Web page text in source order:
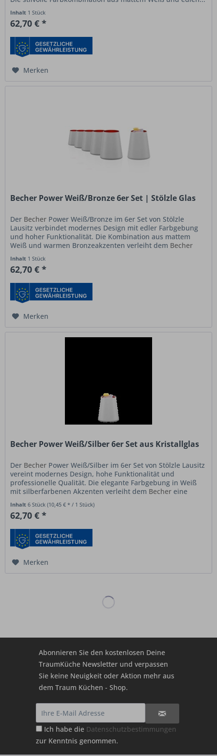
Inhalt 1 Stück
62,70 € *
Merken
Becher Power Weiß/Bronze 6er Set | Stölzle Glas
Der Becher Power Weiß/Bronze im 6er Set von Stölzle
Lausitz verbindet modernes Design mit edler Farbgebung
und hoher Funktionalität. Die Kombination aus mattem
Weiß und warmen Bronzeakzenten verleiht dem Becher
Inhalt 1 Stück
62,70 € *
Merken
Becher Power Weiß/Silber 6er Set aus Kristallglas
Der Becher Power Weiß/Silber im 6er Set von Stölzle Lausitz
vereint modernes Design, hohe Funktionalität und
professionelle Qualität. Die elegante Farbgebung in Weiß
mit silberfarbenen Akzenten verleiht dem Becher eine
Inhalt6 Stück(10,45 € * / 1 Stück)
62,70 € *
Merken
Abonnieren Sie den kostenlosen Deine
TraumKüche Newsletter und verpassen
Sie keine Neuigkeit oder Aktion mehr aus
dem Traum Küchen - Shop.
Ich habe die Datenschutzbestimmungen
zur Kenntnis genommen.